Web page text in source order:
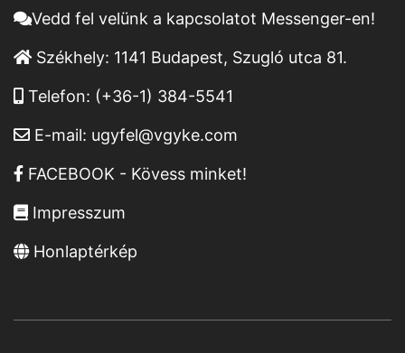
Vedd fel velünk a kapcsolatot Messenger-en!
Székhely: 1141 Budapest, Szugló utca 81.
Telefon: (+36-1) 384-5541
E-mail: ugyfel@vgyke.com
FACEBOOK - Kövess minket!
Impresszum
Honlaptérkép